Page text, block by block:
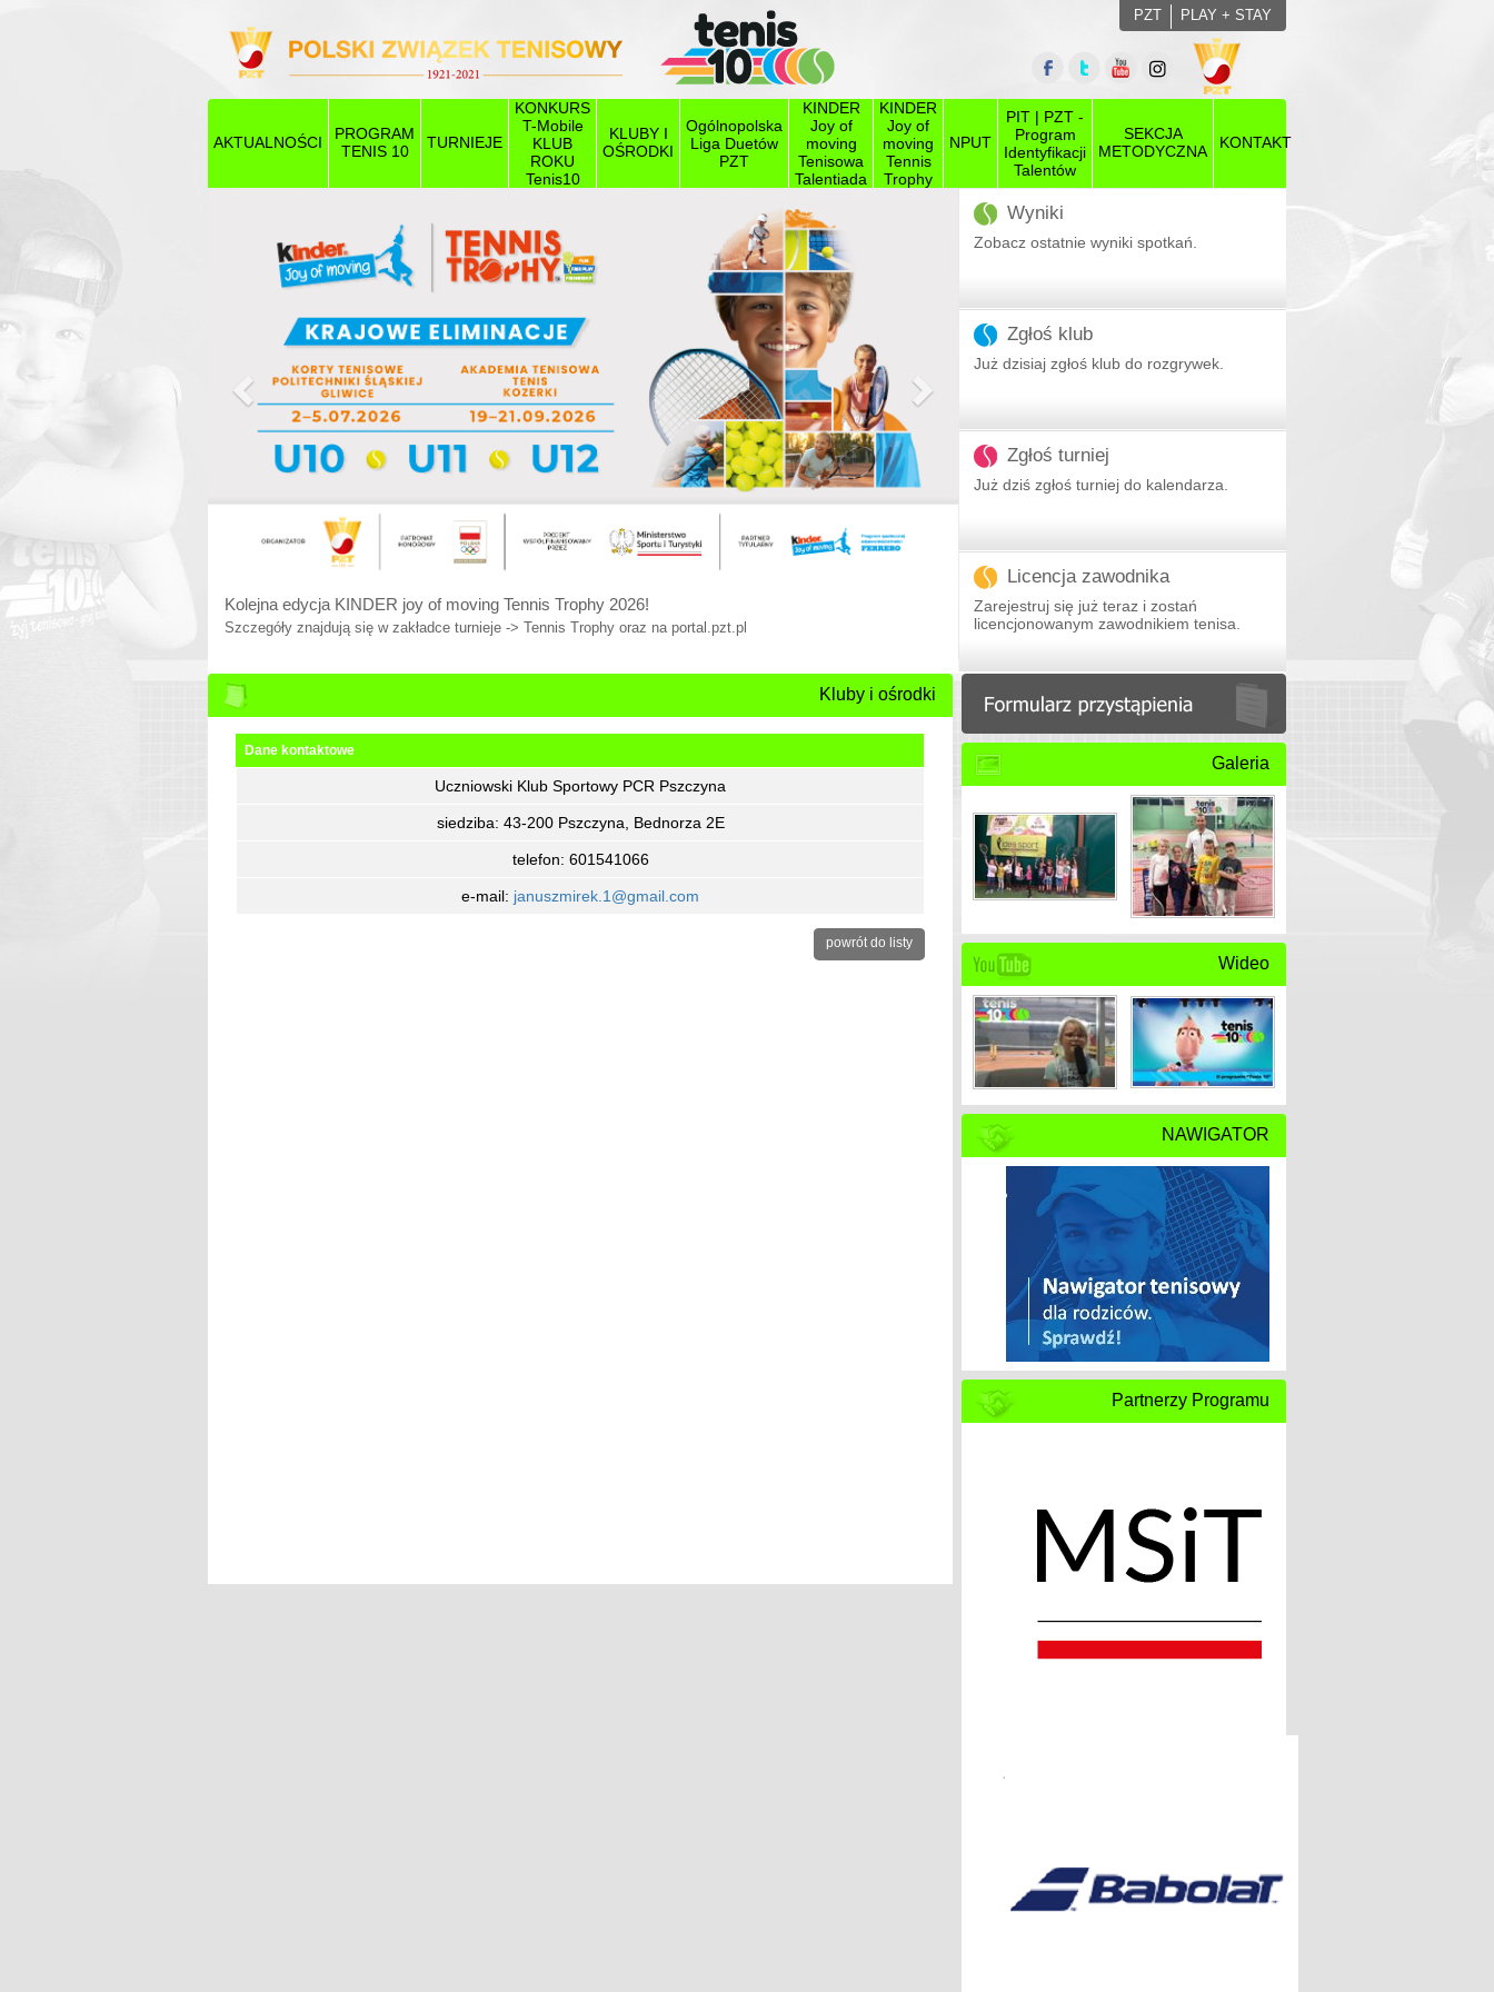
PZT PLAY + STAY
AKTUALNOŚCI
PROGRAM
TENIS 10
TURNIEJE
KONKURS
T-Mobile
KLUB
ROKU
Tenis10
KLUBY I
OŚRODKI
Ogólnopolska
Liga Duetów
PZT
KINDER
Joy of
moving
Tenisowa
Talentiada
KINDER
Joy of
moving
Tennis
Trophy
NPUT
PIT | PZT -
Program
Identyfikacji
Talentów
SEKCJA
METODYCZNA
KONTAKT
Poprzedni Następny
Kolejna edycja KINDER joy of moving Tennis Trophy 2026!
Szczegóły znajdują się w zakładce turnieje -> Tennis Trophy oraz na portal.pzt.pl
Wyniki
Zobacz ostatnie wyniki spotkań.
Zgłoś klub
Już dzisiaj zgłoś klub do rozgrywek.
Zgłoś turniej
Już dziś zgłoś turniej do kalendarza.
Licencja zawodnika
Zarejestruj się już teraz i zostań
licencjonowanym zawodnikiem tenisa.
Kluby i ośrodki
Dane kontaktowe
Uczniowski Klub Sportowy PCR Pszczyna
siedziba: 43-200 Pszczyna, Bednorza 2E
telefon: 601541066
e-mail: januszmirek.1@gmail.com
powrót do listy
Galeria
Wideo
NAWIGATOR
Partnerzy Programu